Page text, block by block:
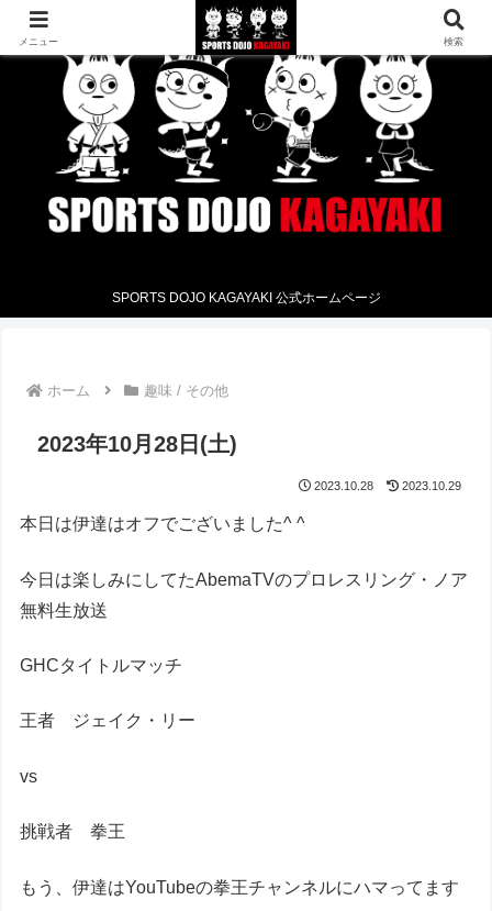
SPORTS DOJO KAGAYAKI 公式ホームページ
ホーム 趣味 / その他
2023年10月28日(土)
2023.10.28 2023.10.29
本日は伊達はオフでございました^ ^
今日は楽しみにしてたAbemaTVのプロレスリング・ノア
無料生放送
GHCタイトルマッチ
王者 ジェイク・リー
vs
挑戦者 拳王
もう、伊達はYouTubeの拳王チャンネルにハマってます
メニュー 検索